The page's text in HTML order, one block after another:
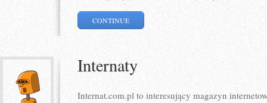
CONTINUE
Internaty
Internat.com.pl to interesujący magazyn